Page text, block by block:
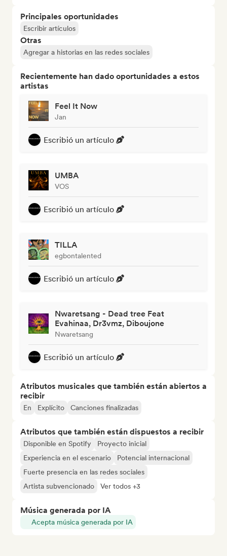
Principales oportunidades
Escribir artículos
Otras
Agregar a historias en las redes sociales
Recientemente han dado oportunidades a estos
artistas
Feel It Now
Jan
Escribió un artículo
UMBA
VOS
Escribió un artículo
TILLA
egbontalented
Escribió un artículo
Nwaretsang - Dead tree Feat
Evahinaa, Dr3vmz, Diboujone
Nwaretsang
Escribió un artículo
Atributos musicales que también están abiertos a
recibir
En Explícito Canciones finalizadas
Atributos que también están dispuestos a recibir
Disponible en Spotify
Proyecto inicial
Experiencia en el escenario
Potencial internacional
Fuerte presencia en las redes sociales
Artista subvencionado
Ver todos +3
Música generada por IA
Acepta música generada por IA